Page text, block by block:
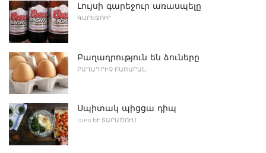
Լույսի գարեջուր առասպելը
ԳԱՐԵՋՈՒՐ
Բաղադրություն են ձուները
ԲԱՂԱԴՐԻՉ ԲԱՌԱՐԱՆ
Սպիտակ պիցցա դիպ
DIPS ԵՒ ՏԱՐԱԾՈՒՄ